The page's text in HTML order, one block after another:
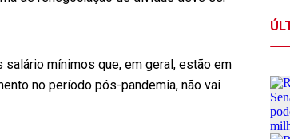
mínimos que, em geral, estão em
no período pós-pandemia, não vai